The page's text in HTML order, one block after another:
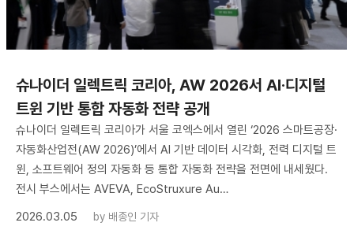
슈나이더 일렉트릭 코리아, AW 2026서 AI·디지털
트윈 기반 통합 자동화 전략 공개
슈나이더 일렉트릭 코리아가 서울 코엑스에서 열린 ‘2026 스마트공장·
자동화산업전(AW 2026)’에서 AI 기반 데이터 시각화, 전력 디지털 트
윈, 소프트웨어 정의 자동화 등 통합 자동화 전략을 전면에 내세웠다.
전시 부스에서는 AVEVA, EcoStruxure Au…
2026.03.05
by 배종인 기자